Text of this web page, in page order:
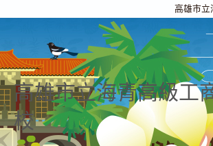
高雄市立
高雄市立海青高級工
校